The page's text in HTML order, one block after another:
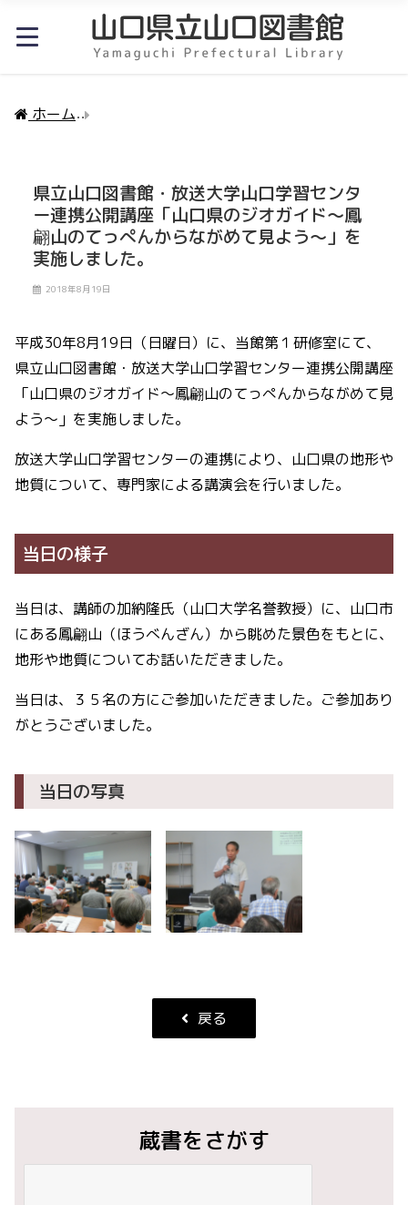
ホーム
県立山口図書館・放送大学山口学習センタ
ー連携公開講座「山口県のジオガイド～鳳
翩山のてっぺんからながめて見よう～」を
実施しました。
2018年8月19日
平成30年8月19日（日曜日）に、当館第１研修室にて、
県立山口図書館・放送大学山口学習センター連携公開講座
「山口県のジオガイド～鳳翩山のてっぺんからながめて見
よう～」を実施しました。
放送大学山口学習センターの連携により、山口県の地形や
地質について、専門家による講演会を行いました。
当日の様子
当日は、講師の加納隆氏（山口大学名誉教授）に、山口市
にある鳳翩山（ほうべんざん）から眺めた景色をもとに、
地形や地質についてお話いただきました。
当日は、３５名の方にご参加いただきました。ご参加あり
がとうございました。
当日の写真
戻る
蔵書をさがす